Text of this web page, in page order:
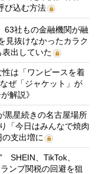
び込む方法
63社もの金融機関が融
見抜けなかったカラク
出していた
は「ワンピースを着
ぜ「ジャケット」が
解説》
黒星続きの名古屋場所
「今日はみんなで焼肉
支出増に
SHEIN、TikTok、
ンプ関税の回避を狙